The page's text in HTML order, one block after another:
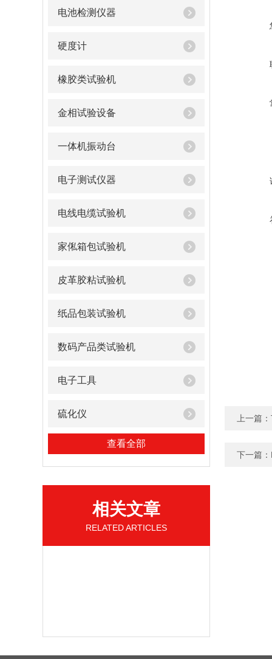
电池检测仪器
硬度计
橡胶类试验机
金相试验设备
一体机振动台
电子测试仪器
电线电缆试验机
家俬箱包试验机
皮革胶粘试验机
纸品包装试验机
数码产品类试验机
电子工具
硫化仪
查看全部
相关文章
RELATED ARTICLES
上一篇：
下一篇：